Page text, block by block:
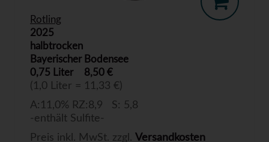
Rotling
2025
halbtrocken
Bayerischer Bodensee
0,75 Liter
8,50 €
(1,0 Liter = 11,33 €)
A:11,0% RZ:8,9 S: 5,8
-enthält Sulfite-
Preis inkl. MwSt. zzgl. Versandkosten